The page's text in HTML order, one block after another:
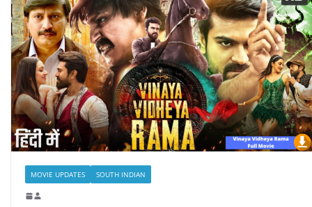
MOVIE UPDATES SOUTH INDIAN